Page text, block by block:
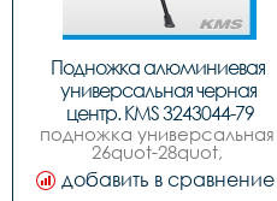
Подножка алюминиевая
универсальная черная
центр. KMS 3243044-79
подножка универсальная
26quot-28quot,
алюминиевая,
раздвижная, черная,
добавить в сравнение